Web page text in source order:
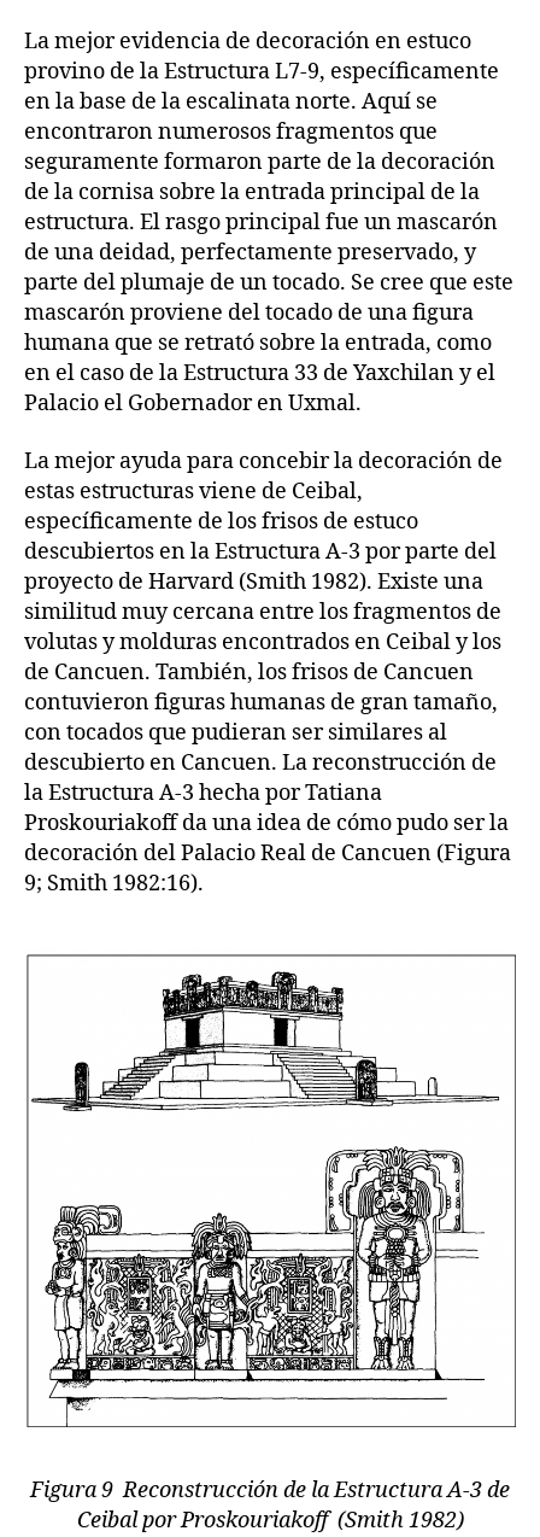
La mejor evidencia de decoración en estuco
provino de la Estructura L7-9, específicamente
en la base de la escalinata norte. Aquí se
encontraron numerosos fragmentos que
seguramente formaron parte de la decoración
de la cornisa sobre la entrada principal de la
estructura. El rasgo principal fue un mascarón
de una deidad, perfectamente preservado, y
parte del plumaje de un tocado. Se cree que este
mascarón proviene del tocado de una figura
humana que se retrató sobre la entrada, como
en el caso de la Estructura 33 de Yaxchilan y el
Palacio el Gobernador en Uxmal.
La mejor ayuda para concebir la decoración de
estas estructuras viene de Ceibal,
específicamente de los frisos de estuco
descubiertos en la Estructura A-3 por parte del
proyecto de Harvard (Smith 1982). Existe una
similitud muy cercana entre los fragmentos de
volutas y molduras encontrados en Ceibal y los
de Cancuen. También, los frisos de Cancuen
contuvieron figuras humanas de gran tamaño,
con tocados que pudieran ser similares al
descubierto en Cancuen. La reconstrucción de
la Estructura A-3 hecha por Tatiana
Proskouriakoff da una idea de cómo pudo ser la
decoración del Palacio Real de Cancuen (Figura
9; Smith 1982:16).
Figura 9 Reconstrucción de la Estructura A-3 de
Ceibal por Proskouriakoff (Smith 1982)